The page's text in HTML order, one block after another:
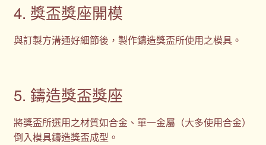
4. 獎盃獎座開模
與訂製方溝通好細節後，製作鑄造獎盃所使用之模具。
5. 鑄造獎盃獎座
將獎盃所選用之材質如合金、單一金屬（大多使用合金）
倒入模具鑄造獎盃成型。